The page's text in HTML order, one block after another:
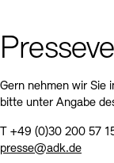
Gern nehmen wir Sie
bitte unter Angabe
T +49 (0)30 200 57
presse@adk.de